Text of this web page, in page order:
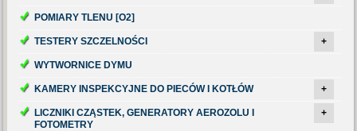
POMIARY TLENU [O2]
TESTERY SZCZELNOŚCI +
WYTWORNICE DYMU
KAMERY INSPEKCYJNE DO PIECÓW I KOTŁÓW +
LICZNIKI CZĄSTEK, GENERATORY AEROZOLU I
FOTOMETRY
+